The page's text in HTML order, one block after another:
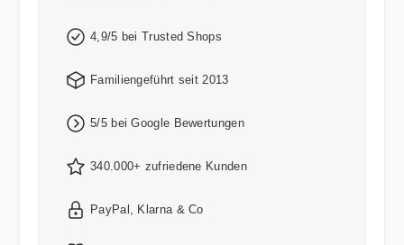
4,9/5 bei Trusted Shops
Familiengeführt seit 2013
5/5 bei Google Bewertungen
340.000+ zufriedene Kunden
PayPal, Klarna & Co